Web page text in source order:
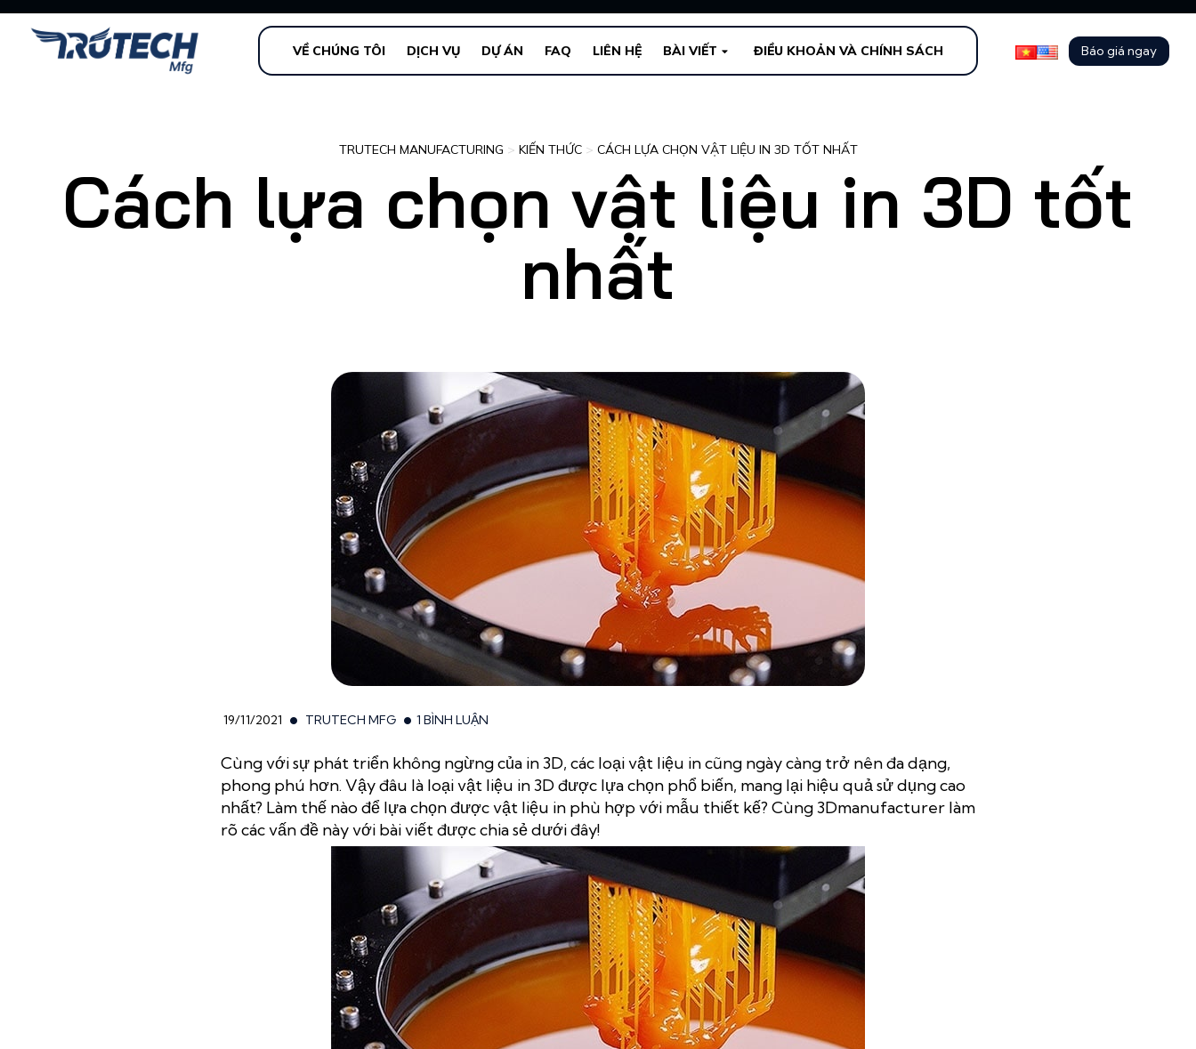
VỀ CHÚNG TÔI DỊCH VỤ DỰ ÁN FAQ LIÊN HỆ BÀI VIẾT ĐIỀU KHOẢN VÀ CHÍNH SÁCH Báo giá ngay
TRUTECH MANUFACTURING > KIẾN THỨC> CÁCH LỰA CHỌN VẬT LIỆU IN 3D TỐT NHẤT
Cách lựa chọn vật liệu in 3D tốt
nhất
19/11/2021 TRUTECH MFG 1 BÌNH LUẬN
Cùng với sự phát triển không ngừng của in 3D, các loại vật liệu in cũng ngày càng trở nên đa dạng,
phong phú hơn. Vậy đâu là loạivật liệu in 3Dđược lựa chọn phổ biến, mang lại hiệu quả sử dụng cao
nhất? Làm thế nào để lựa chọn được vật liệu in phù hợp với mẫu thiết kế? Cùng 3Dmanufacturer làm
rõ các vấn đề này với bài viết được chia sẻ dưới đây!